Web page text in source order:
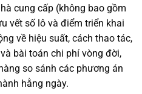
cung cấp (không bao gồm
vết số lô và điểm triển khai
về hiệu suất, cách thao tác,
bài toán chi phí vòng đời,
so sánh các phương án
hằng ngày.